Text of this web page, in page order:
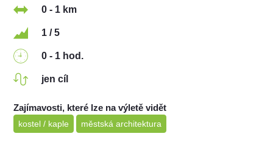
0 - 1 km
1 / 5
0 - 1 hod.
jen cíl
Zajímavosti, které lze na výletě vidět
kostel / kaple městská architektura